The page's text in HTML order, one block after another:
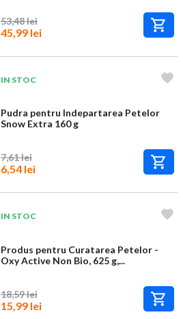
53,48 lei
45,99 lei
IN STOC
Pudra pentru Indepartarea Petelor
Snow Extra 160 g
7,61 lei
6,54 lei
IN STOC
Produs pentru Curatarea Petelor -
Oxy Active Non Bio, 625 g,...
18,59 lei
15,99 lei